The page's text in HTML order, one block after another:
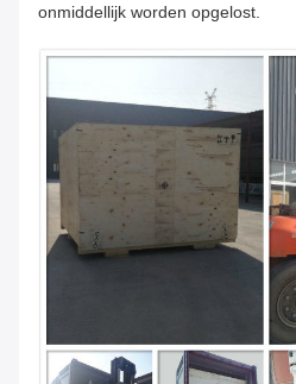
onmiddellijk worden opgelost.